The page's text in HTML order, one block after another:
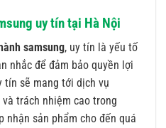
uy tín tại Hà Nội
samsung, uy tín là yếu tố
nhắc để đảm bảo quyền lợi
tín sẽ mang tới dịch vụ
trách nhiệm cao trong
sản phẩm cho đến quá